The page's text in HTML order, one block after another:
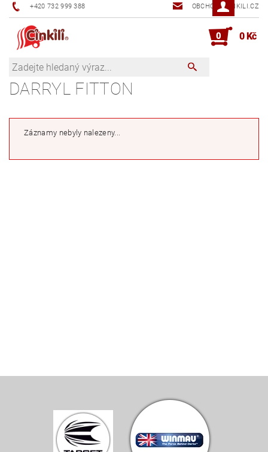
+420 732 999 388 OBCHOD@CINKILI.CZ
0 0 Kč
DARRYL FITTON
Záznamy nebyly nalezeny...